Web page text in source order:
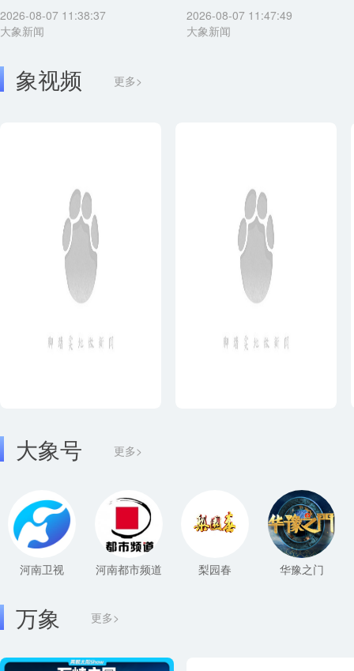
2026-08-07 11:38:37
大象新闻
2026-08-07 11:47:49
大象新闻
象视频 更多>
大象号 更多>
河南卫视 河南都市频道 梨园春 华豫之门
更多>
万象